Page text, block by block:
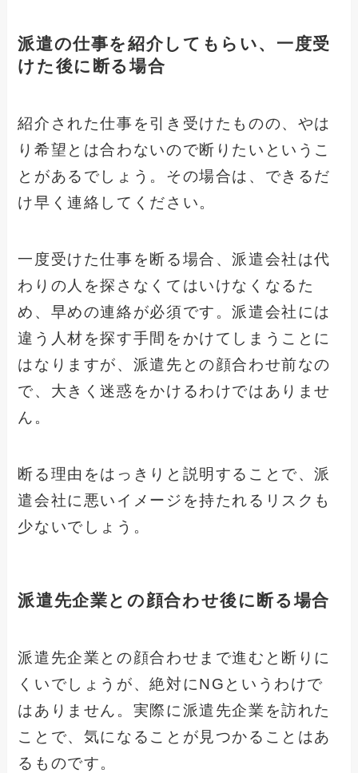
派遣の仕事を紹介してもらい、一度受
けた後に断る場合
紹介された仕事を引き受けたものの、やは
り希望とは合わないので断りたいというこ
とがあるでしょう。その場合は、できるだ
け早く連絡してください。
一度受けた仕事を断る場合、派遣会社は代
わりの人を探さなくてはいけなくなるた
め、早めの連絡が必須です。派遣会社には
違う人材を探す手間をかけてしまうことに
はなりますが、派遣先との顔合わせ前なの
で、大きく迷惑をかけるわけではありませ
ん。
断る理由をはっきりと説明することで、派
遣会社に悪いイメージを持たれるリスクも
少ないでしょう。
派遣先企業との顔合わせ後に断る場合
派遣先企業との顔合わせまで進むと断りに
くいでしょうが、絶対にNGというわけで
はありません。実際に派遣先企業を訪れた
ことで、気になることが見つかることはあ
るものです。